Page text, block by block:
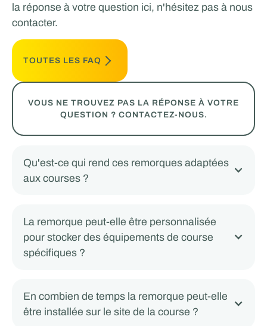
la réponse à votre question ici, n'hésitez pas à nous
contacter.
TOUTES LES FAQ
VOUS NE TROUVEZ PAS LA RÉPONSE À VOTRE
QUESTION ? CONTACTEZ-NOUS.
Qu'est-ce qui rend ces remorques adaptées
aux courses ?
La remorque peut-elle être personnalisée
pour stocker des équipements de course
spécifiques ?
En combien de temps la remorque peut-elle
être installée sur le site de la course ?